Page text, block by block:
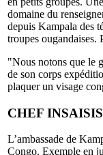
domaine du
depuis Kampala des
troupes ougandaises.
"Nous notons que le
de son corps
plaquer un visage
CHEF
L’ambassade de
Congo. Exemple en